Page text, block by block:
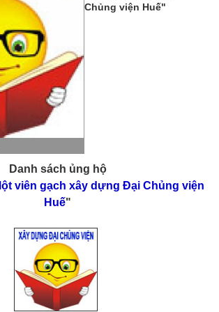
Chủng viện Huế"
Danh sách ủng hộ
viên gạch xây dựng Đại Chủng viện
Huế"